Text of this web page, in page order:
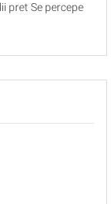
pret Se percepe